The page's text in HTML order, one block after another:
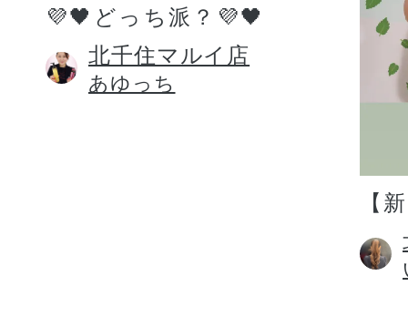
💜🖤どっち派？💜🖤
北千住マルイ店
あゆっち
【